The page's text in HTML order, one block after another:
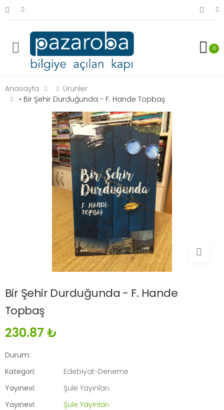
0
Anasayfa
Ürünler
• Bir Şehir Durduğunda - F. Hande Topbaş
Bir Şehir Durduğunda - F. Hande
Topbaş
230.87 ₺
Durum:
Kategori:
Edebiyat-Deneme
Yayınevi:
Şule Yayınları
Yayınevi:
Şule Yayınları